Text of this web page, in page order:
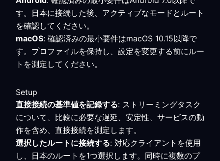
す。日本に接続した後、アクティブなモードとルート
を確認してください。
macOS: 確認済みの最小要件はmacOS 10.15以降で
す。プロファイルを保持し、設定を変更する前にルー
トを測定してください。
Setup
直接接続の基準値を記録する: ストリーミングタスク
について、比較に必要な遅延、安定性、サービスの動
作を含め、直接接続を測定します。
選択したルートに接続する: 対応クライアントを使用
し、日本のルートを1つ選択します。同時に複数のプ